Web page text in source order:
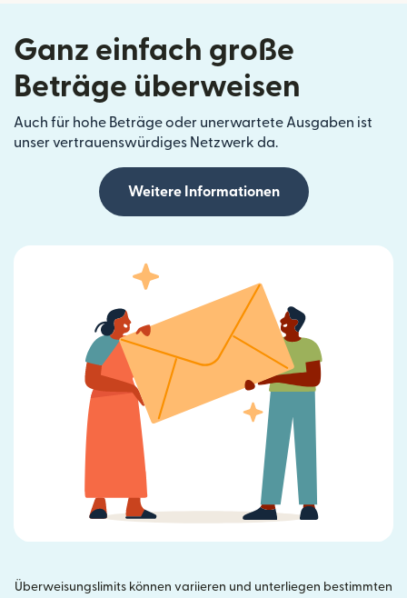
Ganz einfach große
Beträge überweisen
Auch für hohe Beträge oder unerwartete Ausgaben ist
unser vertrauenswürdiges Netzwerk da.
Weitere Informationen
Überweisungslimits können variieren und unterliegen bestimmten